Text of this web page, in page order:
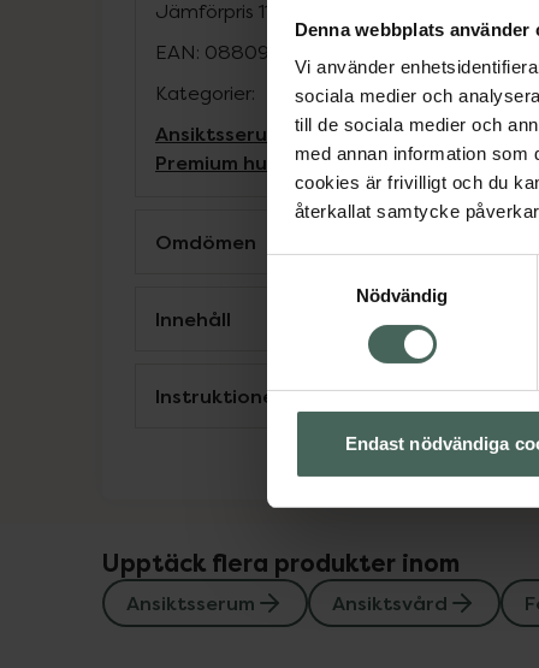
Denna webbplats använder
Vi använder
sociala medier och
till de sociala medier och
med annan information som
cookies är frivilligt och du
återkallat samtycke
Nödvändig
Endast nödvändiga
Jämförpris 11,40 kr
EAN: 08809115025050
Kategorier:
Ansiktsserum AnsiktsvårdFör henne
Premium hudvård
Omdömen
Innehåll
Instruktioner
Upptäck flera produkter inom
Ansiktsserum Ansiktsvård